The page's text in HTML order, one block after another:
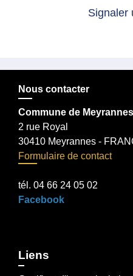
Signaler
Nous contacter
Commune de Meyrannes
2 rue Royal
30410 Meyrannes -
Formulaire de contact
tél. 04 66 24 05 02
Facebook
Liens